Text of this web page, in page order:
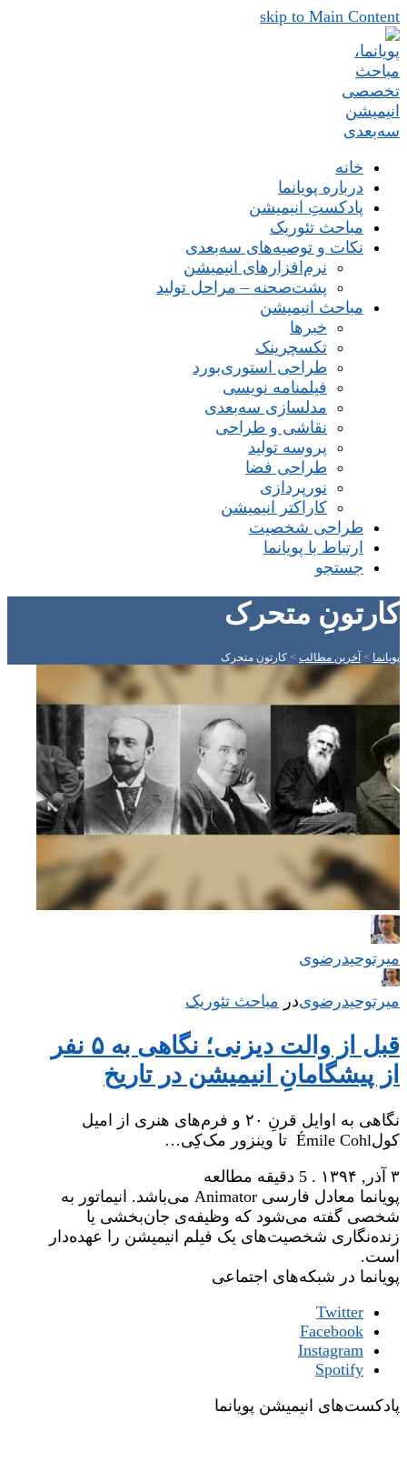
skip to Main Content
خانه
درباره پویانما
پادکستِ انیمیشن
مباحث تئوریک
نکات و توصیه‌های‌ سه‌بعدی
نرم‌افزارهای انیمیشن
پشت‌صحنه – مراحل تولید
مباحث انیمیشن
خبرها
تکسچرینک
طراحی استوری‌بورد
فیلمنامه نویسی
مدلسازی سه‌بعدی
نقاشی و طراحی
پروسه تولید
طراحی فضا
نورپردازی
کاراکتر انیمیشن
طراحی شخصیت
ارتباط با پویانما
جستجو
کارتونِ متحرک
پویانما > آخرین مطالب > کارتونِ متحرک
میر‌توحیدرضوی
میر‌توحیدرضویدر مباحث تئوریک
قبل از والت دیزنی؛ نگاهی به ۵ نفر
از پیشگامانِ انیمیشن در تاریخ
نگاهی به اوایل قرنِ ۲۰ و فرم‌های هنری از امیل
کولÉmile Cohl تا وینزور مک‌کِی…
۳ آذر, ۱۳۹۴
. 5 دقیقه مطالعه
پویانما معادل فارسی Animator می‌باشد. انیماتور به
شخصی گفته می‌شود که وظیفه‌ی جان‌بخشی یا
زنده‌نگاری شخصیت‌های یک فیلم انیمیشن را عهده‌دار
است.
پویانما در شبکه‌های اجتماعی
Twitter
Facebook
Instagram
Spotify
پادکست‌های انیمیشن پویانما